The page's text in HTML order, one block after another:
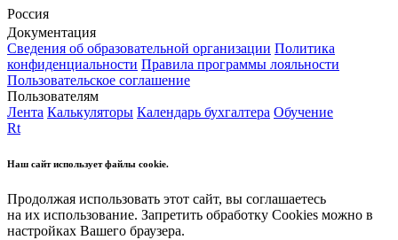
Россия
Документация
Сведения об образовательной организации Политика
конфиденциальности Правила программы лояльности
Пользовательское соглашение
Пользователям
Лента Калькуляторы Календарь бухгалтера Обучение
Rt
Наш сайт использует файлы cookie.
Продолжая использовать этот сайт, вы соглашаетесь
на их использование. Запретить обработку Cookies можно в
настройках Вашего браузера.